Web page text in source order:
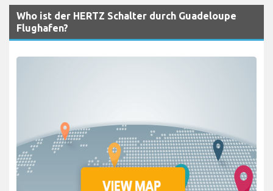
Who ist der HERTZ Schalter durch Guadeloupe
Flughafen?